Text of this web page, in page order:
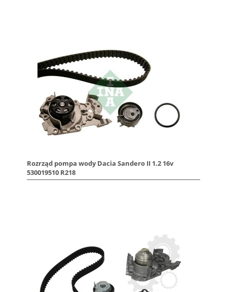
Rozrząd pompa wody Dacia Sandero II 1.2 16v
530019510 R218